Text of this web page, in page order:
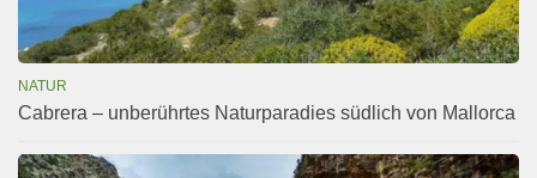
NATUR
Cabrera – unberührtes Naturparadies südlich von Mallorca